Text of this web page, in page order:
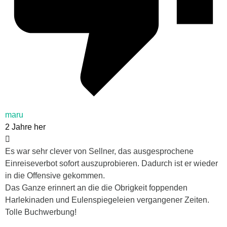
maru
2 Jahre her
Es war sehr clever von Sellner, das ausgesprochene
Einreiseverbot sofort auszuprobieren. Dadurch ist er wieder
in die Offensive gekommen.
Das Ganze erinnert an die die Obrigkeit foppenden
Harlekinaden und Eulenspiegeleien vergangener Zeiten.
Tolle Buchwerbung!